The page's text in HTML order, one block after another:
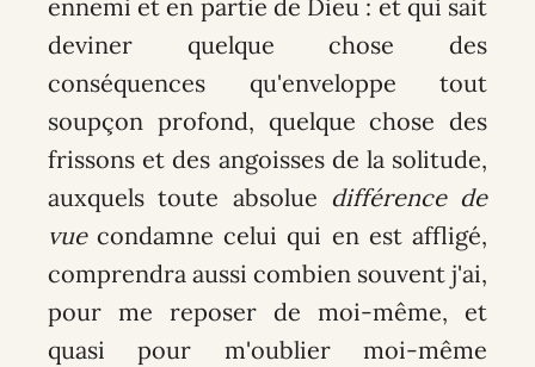
ennemi et en partie de Dieu : et qui sait
deviner quelque chose des
conséquences qu'enveloppe tout
soupçon profond, quelque chose des
frissons et des angoisses de la solitude,
auxquels toute absolue différence de
vuecondamne celui qui en est affligé,
comprendra aussi combien souvent j'ai,
pour me reposer de moi-même, et
quasi pour m'oublier moi-même